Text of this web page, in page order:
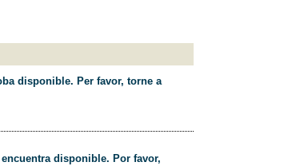
disponible. Per favor, torne a
disponible. Por favor,